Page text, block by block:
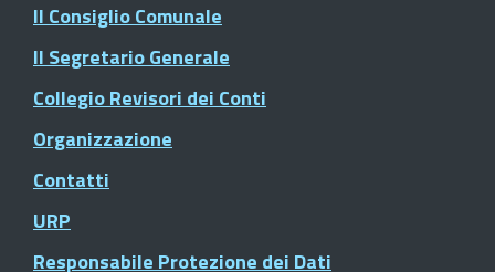
Il Consiglio Comunale
Il Segretario Generale
Collegio Revisori dei Conti
Organizzazione
Contatti
URP
Responsabile Protezione dei Dati